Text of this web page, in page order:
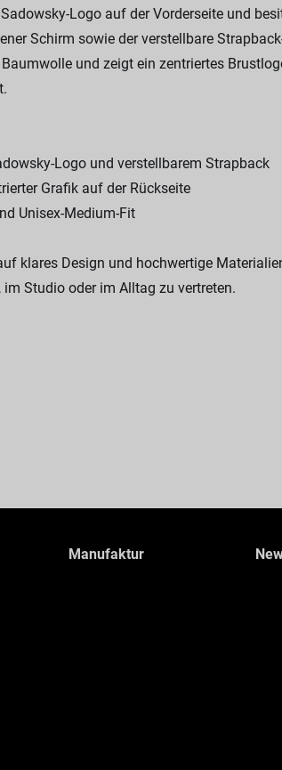
Logo auf der Vorderseite und
Schirm sowie der verstellbare
und zeigt ein zentriertes
Logo und verstellbarem Strapback
Grafik auf der Rückseite
Unisex-Medium-Fit
klares Design und hochwertige
Studio oder im Alltag zu vertreten.
Manufaktur